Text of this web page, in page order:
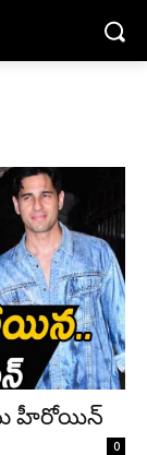
హీరోయిన్
0